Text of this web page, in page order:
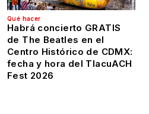
Qué hacer
Habrá concierto GRATIS
de The Beatles en el
Centro Histórico de CDMX:
fecha y hora del TlacuACH
Fest 2026